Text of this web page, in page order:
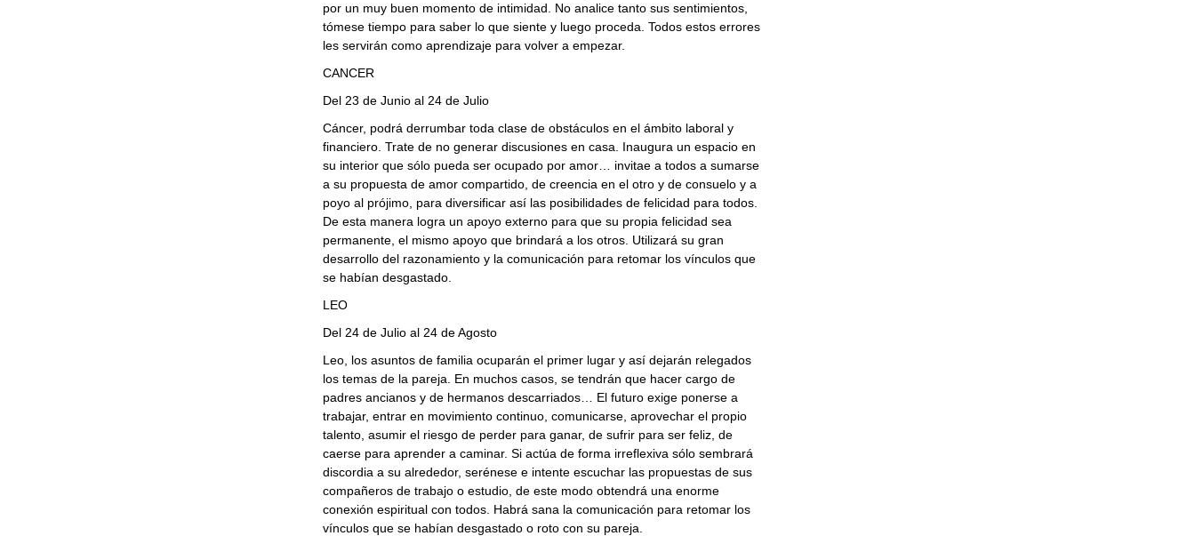
por un muy buen momento de intimidad. No analice tanto sus sentimientos,
tómese tiempo para saber lo que siente y luego proceda. Todos estos errores
les servirán como aprendizaje para volver a empezar.
CANCER
Del 23 de Junio al 24 de Julio
Cáncer, podrá derrumbar toda clase de obstáculos en el ámbito laboral y
financiero. Trate de no generar discusiones en casa. Inaugura un espacio en
su interior que sólo pueda ser ocupado por amor… invitae a todos a sumarse
a su propuesta de amor compartido, de creencia en el otro y de consuelo y a
poyo al prójimo, para diversificar así las posibilidades de felicidad para todos.
De esta manera logra un apoyo externo para que su propia felicidad sea
permanente, el mismo apoyo que brindará a los otros. Utilizará su gran
desarrollo del razonamiento y la comunicación para retomar los vínculos que
se habían desgastado.
LEO
Del 24 de Julio al 24 de Agosto
Leo, los asuntos de familia ocuparán el primer lugar y así dejarán relegados
los temas de la pareja. En muchos casos, se tendrán que hacer cargo de
padres ancianos y de hermanos descarriados… El futuro exige ponerse a
trabajar, entrar en movimiento continuo, comunicarse, aprovechar el propio
talento, asumir el riesgo de perder para ganar, de sufrir para ser feliz, de
caerse para aprender a caminar. Si actúa de forma irreflexiva sólo sembrará
discordia a su alrededor, serénese e intente escuchar las propuestas de sus
compañeros de trabajo o estudio, de este modo obtendrá una enorme
conexión espiritual con todos. Habrá sana la comunicación para retomar los
vínculos que se habían desgastado o roto con su pareja.